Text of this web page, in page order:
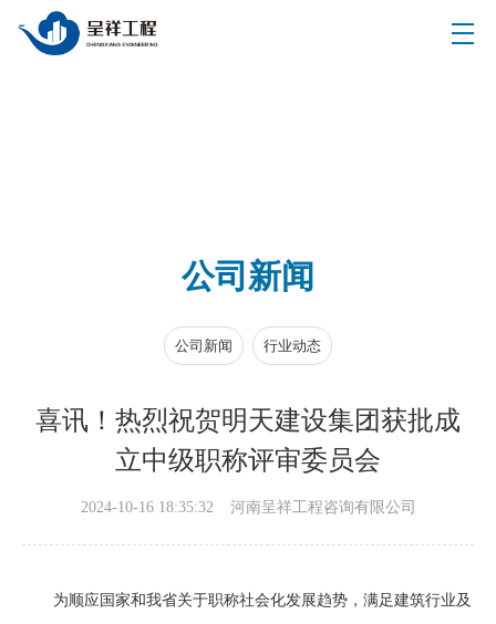
公司新闻
公司新闻 行业动态
喜讯！热烈祝贺明天建设集团获批成
立中级职称评审委员会
2024-10-16 18:35:32 河南呈祥工程咨询有限公司
为顺应国家和我省关于职称社会化发展趋势，满足建筑行业及